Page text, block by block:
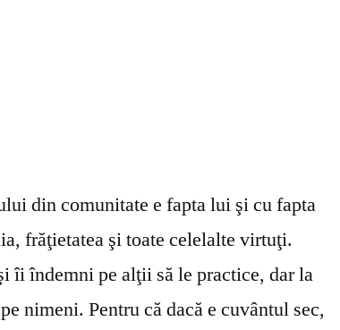
din comunitate e fapta lui şi cu fapta
frăţietatea şi toate celelalte virtuţi.
îi îndemni pe alţii să le practice, dar la
nimeni. Pentru că dacă e cuvântul sec,